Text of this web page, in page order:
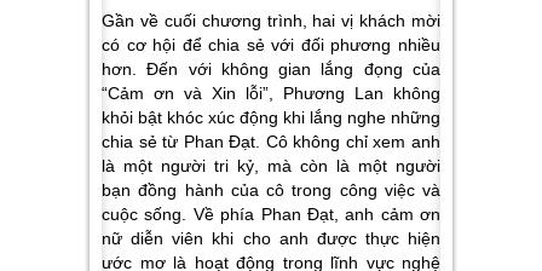
Gần về cuối chương trình, hai vị khách mời
có cơ hội để chia sẻ với đối phương nhiều
hơn. Đến với không gian lắng đọng của
“Cảm ơn và Xin lỗi”, Phương Lan không
khỏi bật khóc xúc động khi lắng nghe những
chia sẻ từ Phan Đạt. Cô không chỉ xem anh
là một người tri kỷ, mà còn là một người
bạn đồng hành của cô trong công việc và
cuộc sống. Về phía Phan Đạt, anh cảm ơn
nữ diễn viên khi cho anh được thực hiện
ước mơ là hoạt động trong lĩnh vực nghệ